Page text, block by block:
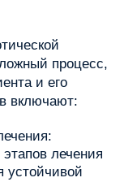
процесс,
и его
включают:
лечения
устойчивой